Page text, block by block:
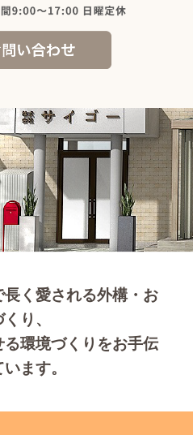
く愛される外構・お
り、
環境づくりをお手伝
ます。